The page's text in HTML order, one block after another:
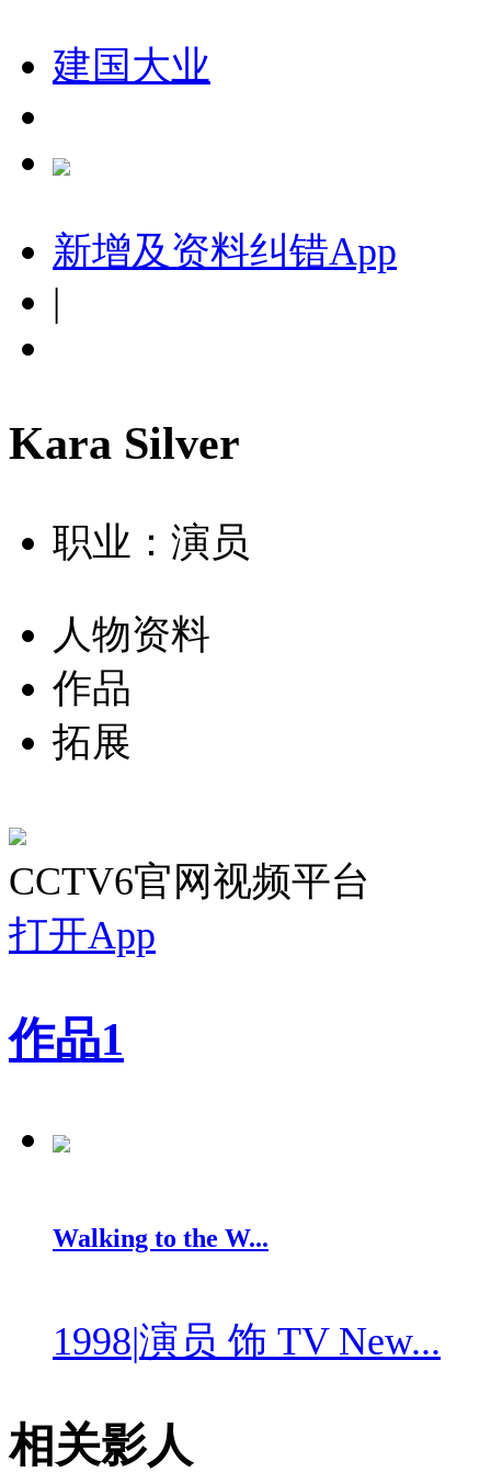
建国大业
新增及资料纠错App
|
Kara Silver
职业：演员
人物资料
作品
拓展
CCTV6官网视频平台
打开App
作品1
Walking to the W...
1998|演员 饰 TV New...
相关影人